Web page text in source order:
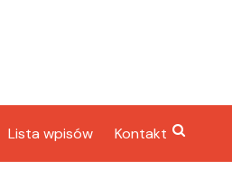
Lista wpisów Kontakt